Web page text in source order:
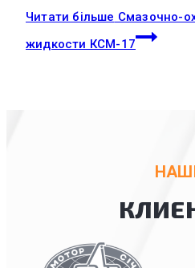
Читати більше Смазочно-
жидкости КСМ-17